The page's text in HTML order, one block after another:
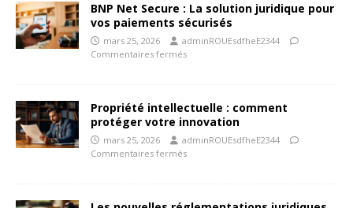
BNP Net Secure : La solution juridique pour
vos paiements sécurisés
mars 25, 2026
adminROUEsdfheE2344
Commentaires fermés
Propriété intellectuelle : comment
protéger votre innovation
mars 25, 2026
adminROUEsdfheE2344
Commentaires fermés